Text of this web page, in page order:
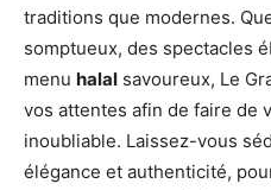
traditions que modernes.
somptueux, des spectacles
menu halal savoureux, Le
vos attentes afin de faire de
inoubliable. Laissez-vous
élégance et authenticité,